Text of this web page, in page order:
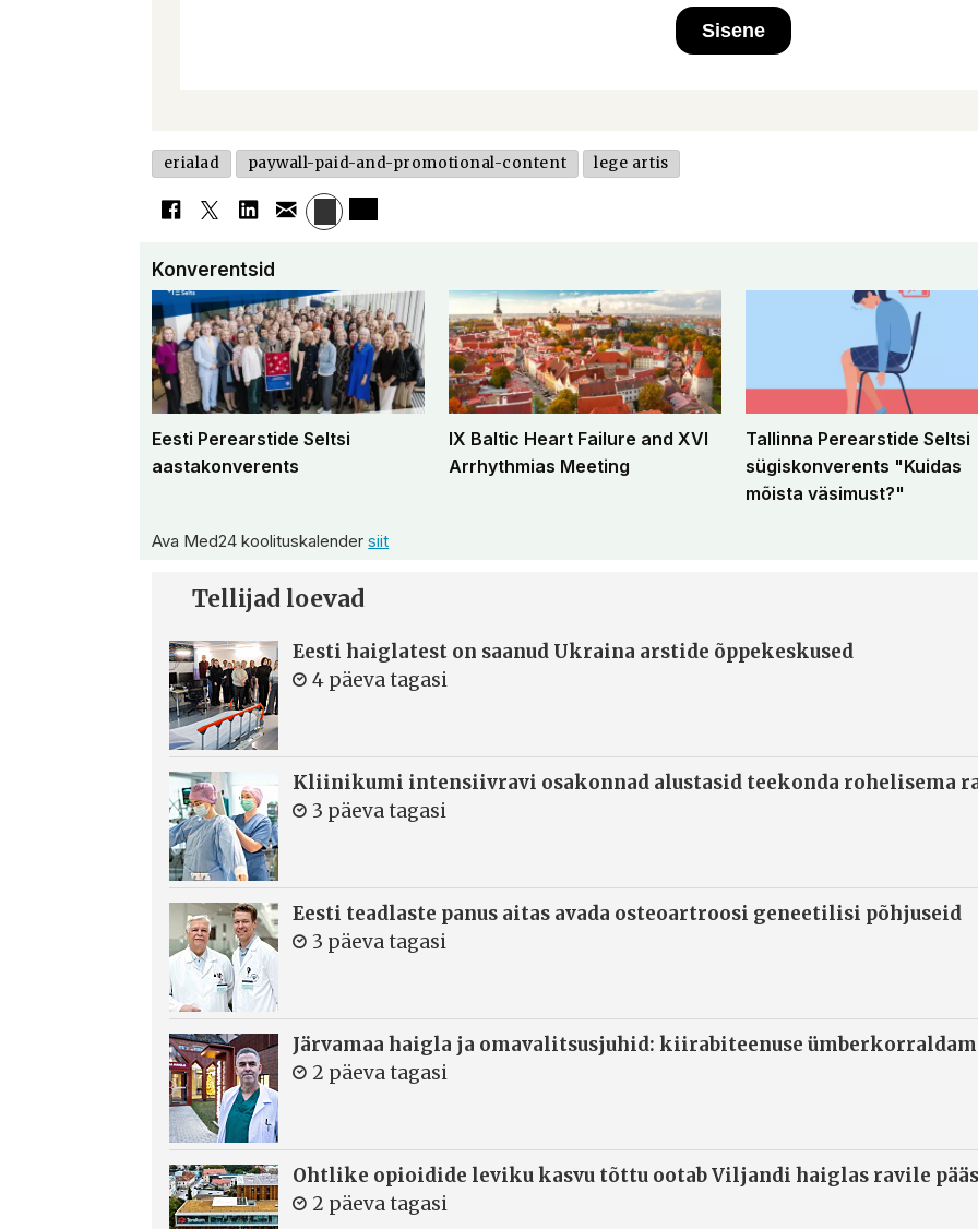
Sisene
erialad paywall-paid-and-promotional-content lege artis
Konverentsid
Eesti Perearstide Seltsi
aastakonverents
IX Baltic Heart Failure and XVI
Arrhythmias Meeting
Tallinna Perearstide Seltsi
sügiskonverents "Kuidas
mõista väsimust?"
Ava Med24 koolituskalendersiit
Tellijad loevad
Eesti haiglatest on saanud Ukraina arstide õppekeskused
4 päeva tagasi
Kliinikumi intensiivravi osakonnad alustasid teekonda rohelisema
3 päeva tagasi
Eesti teadlaste panus aitas avada osteoartroosi geneetilisi põhjuseid
3 päeva tagasi
Järvamaa haigla ja omavalitsusjuhid: kiirabiteenuse
2 päeva tagasi
Ohtlike opioidide leviku kasvu tõttu ootab Viljandi haiglas ravile
2 päeva tagasi